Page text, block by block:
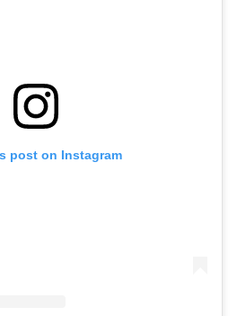
post on Instagram